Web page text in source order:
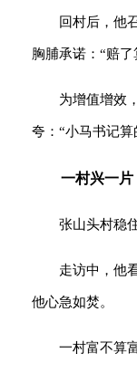
回村后，他
胸脯承诺：“赔
为增值增效
夸：“小马书记
一村兴一
张山头村稳
走访中，他
他心急如焚。
一村富不算